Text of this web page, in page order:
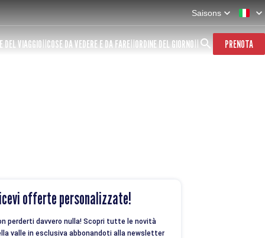
Saisons
DEL VIAGGIO COSE DA VEDERE E DA FARE ORDINE DEL GIORNO PRENOTA
offerte personalizzate!
perderti davvero nulla! Scopri tutte le novità
valle in esclusiva abbonandoti alla newsletter